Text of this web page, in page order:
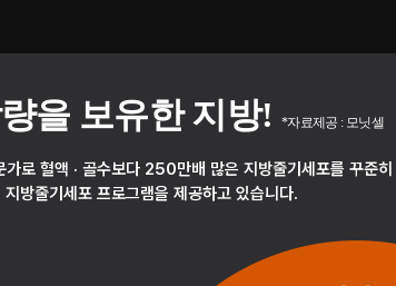
을 보유한 지방! *자료제공 : 모닛셀
로 혈액 · 골수보다 250만배 많은 지방줄기세포를 꾸준히
방줄기세포 프로그램을 제공하고 있습니다.